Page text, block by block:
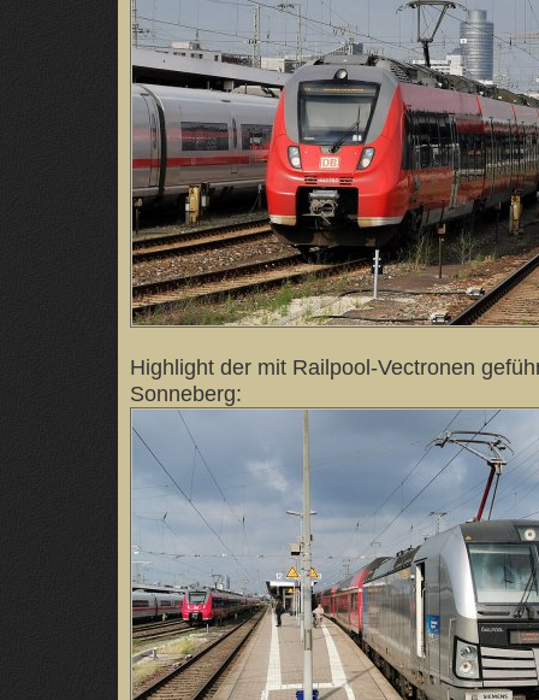
Highlight der mit Railpool-Vectronen
Sonneberg: